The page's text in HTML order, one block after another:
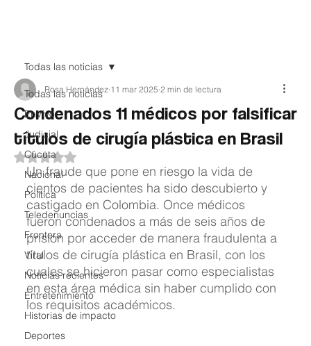
Todas las noticias
EnVivo
Judicial
Cúcuta
Nacional
Política
Teledenuncias
Frontera
Viral
Noticias recientes
Entretenimiento
Historias de impacto
Deportes
Todas las noticias
Condenados 11 médicos por falsificar
títulos de cirugía plástica en Brasil
Rosa Hernández 11 mar 2025 2 min de lectura
Obtuvo NaN de 5 estrellas.
Un fraude que pone en riesgo la vida de
cientos de pacientes ha sido descubierto y
castigado en Colombia. Once médicos
fueron condenados a más de seis años de
prisión por acceder de manera fraudulenta a
títulos de cirugía plástica en Brasil, con los
cuales se hicieron pasar como especialistas
en esta área médica sin haber cumplido con
los requisitos académicos.